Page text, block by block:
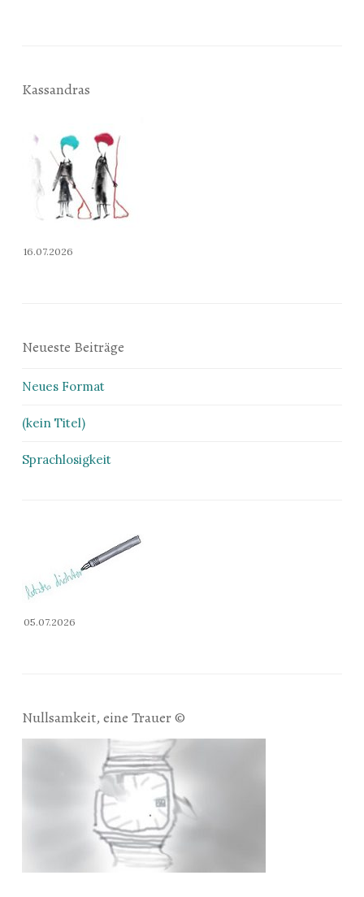
Kassandras
16.07.2026
Neueste Beiträge
Neues Format
(kein Titel)
Sprachlosigkeit
05.07.2026
Nullsamkeit, eine Trauer ©